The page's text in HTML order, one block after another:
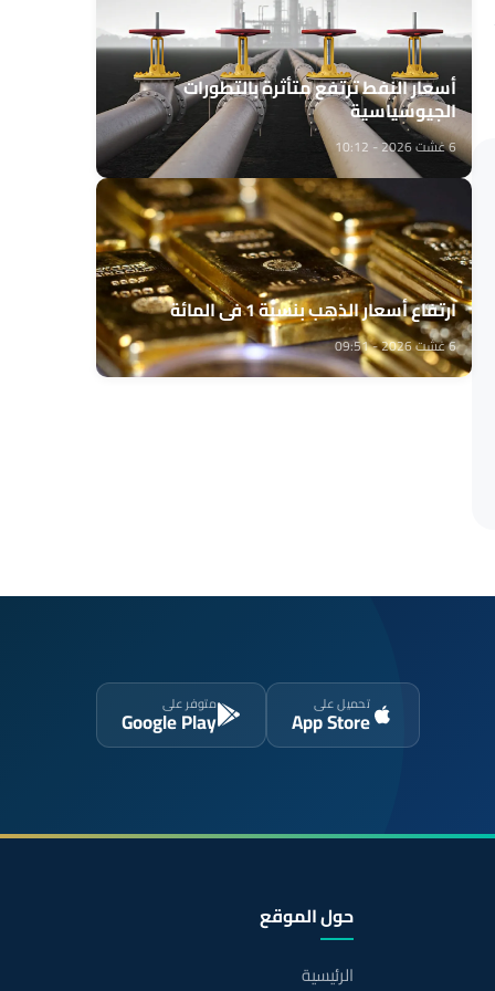
أسعار النفط ترتفع متأثرة بالتطورات
الجيوسياسية
6 غشت 2026 - 10:12
ارتفاع أسعار الذهب بنسبة 1 في المائة
6 غشت 2026 - 09:51
تحميل على
App Store
متوفر على
Google Play
حول الموقع
الرئيسية